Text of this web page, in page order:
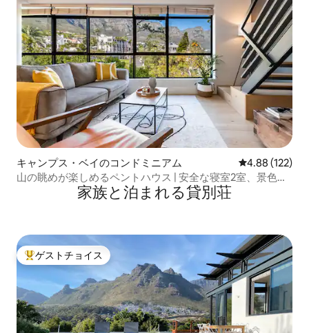
キャンプス・ベイのコンドミニアム レビュー122
4.88 (122)
山の眺めが楽しめるペントハウス | 安全な寝室2室、景色、
家族と泊まれる貸別荘
大好評のゲストチョイスです。
ゲストチョイス